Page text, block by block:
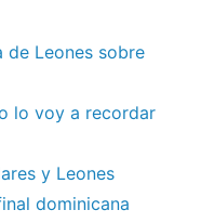
de Leones sobre
lo voy a recordar
y Leones
dominicana